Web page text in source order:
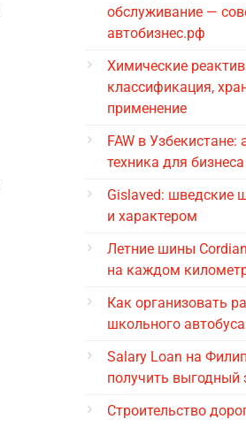
обслуживание —
автобизнес.рф
Химические
классификация,
применение
FAW в
техника для бизнеса
Gislaved: шведские
и характером
Летние шины
на каждом
Как организовать
школьного автобуса
Salary Loan на
получить выгодный
Строительство